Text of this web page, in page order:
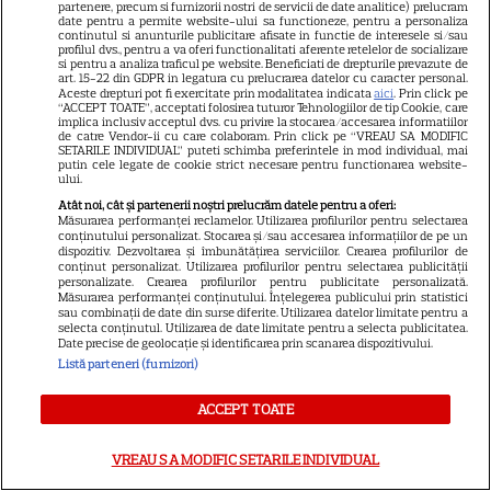
Știri mondene
Avantaje
Elle
Unica
Retete practice
URMĂREȘTE-NE PE
Copyright2026Ringier Romania – Toate Drepturile rezervate
Pariază responsabil! Decizia ONJN nr. 821/25.09.2025.
partenere, precum si furnizorii nostri de servicii de date analitice) prelucram
date pentru a permite website-ului sa functioneze, pentru a personaliza
continutul si anunturile publicitare afisate in functie de interesele si/sau
profilul dvs., pentru a va oferi functionalitati aferente retelelor de socializare
si pentru a analiza traficul pe website. Beneficiati de drepturile prevazute de
art. 15-22 din GDPR in legatura cu prelucrarea datelor cu caracter personal.
Aceste drepturi pot fi exercitate prin modalitatea indicataaici. Prin click pe
“ACCEPT TOATE”, acceptati folosirea tuturor Tehnologiilor de tip Cookie, care
implica inclusiv acceptul dvs. cu privire la stocarea/accesarea informatiilor
de catre Vendor-ii cu care colaboram. Prin click pe “VREAU SA MODIFIC
SETARILE INDIVIDUAL” puteti schimba preferintele in mod individual, mai
putin cele legate de cookie strict necesare pentru functionarea website-
ului.
Atât noi, cât și partenerii noștri prelucrăm datele pentru a oferi:
Măsurarea performanței reclamelor. Utilizarea profilurilor pentru selectarea
conținutului personalizat. Stocarea și/sau accesarea informațiilor de pe un
dispozitiv. Dezvoltarea și îmbunătățirea serviciilor. Crearea profilurilor de
conținut personalizat. Utilizarea profilurilor pentru selectarea publicității
personalizate. Crearea profilurilor pentru publicitate personalizată.
Măsurarea performanței conținutului. Înțelegerea publicului prin statistici
sau combinații de date din surse diferite. Utilizarea datelor limitate pentru a
selecta conținutul. Utilizarea de date limitate pentru a selecta publicitatea.
Date precise de geolocație și identificarea prin scanarea dispozitivului.
Listă parteneri (furnizori)
ACCEPT TOATE
VREAU SA MODIFIC SETARILE INDIVIDUAL